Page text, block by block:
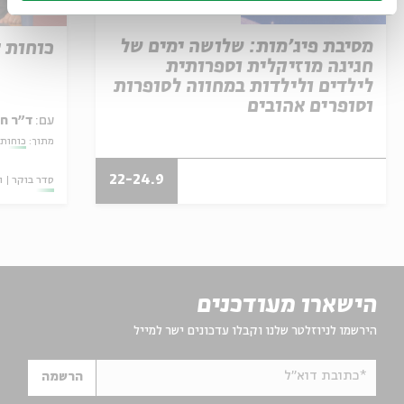
מסיבת פיג'מות: שלושה ימים של
חגיגה מוזיקלית וספרותית
לילדים ולילדות במחווה לסופרות
וסופרים אהובים
22-24.9
עם: ד"ר
מתוך:
סדר בוקר
הישארו מעודכנים
הירשמו לניוזלטר שלנו וקבלו עדכונים ישר למייל
*כתובת דוא"ל הרשמה